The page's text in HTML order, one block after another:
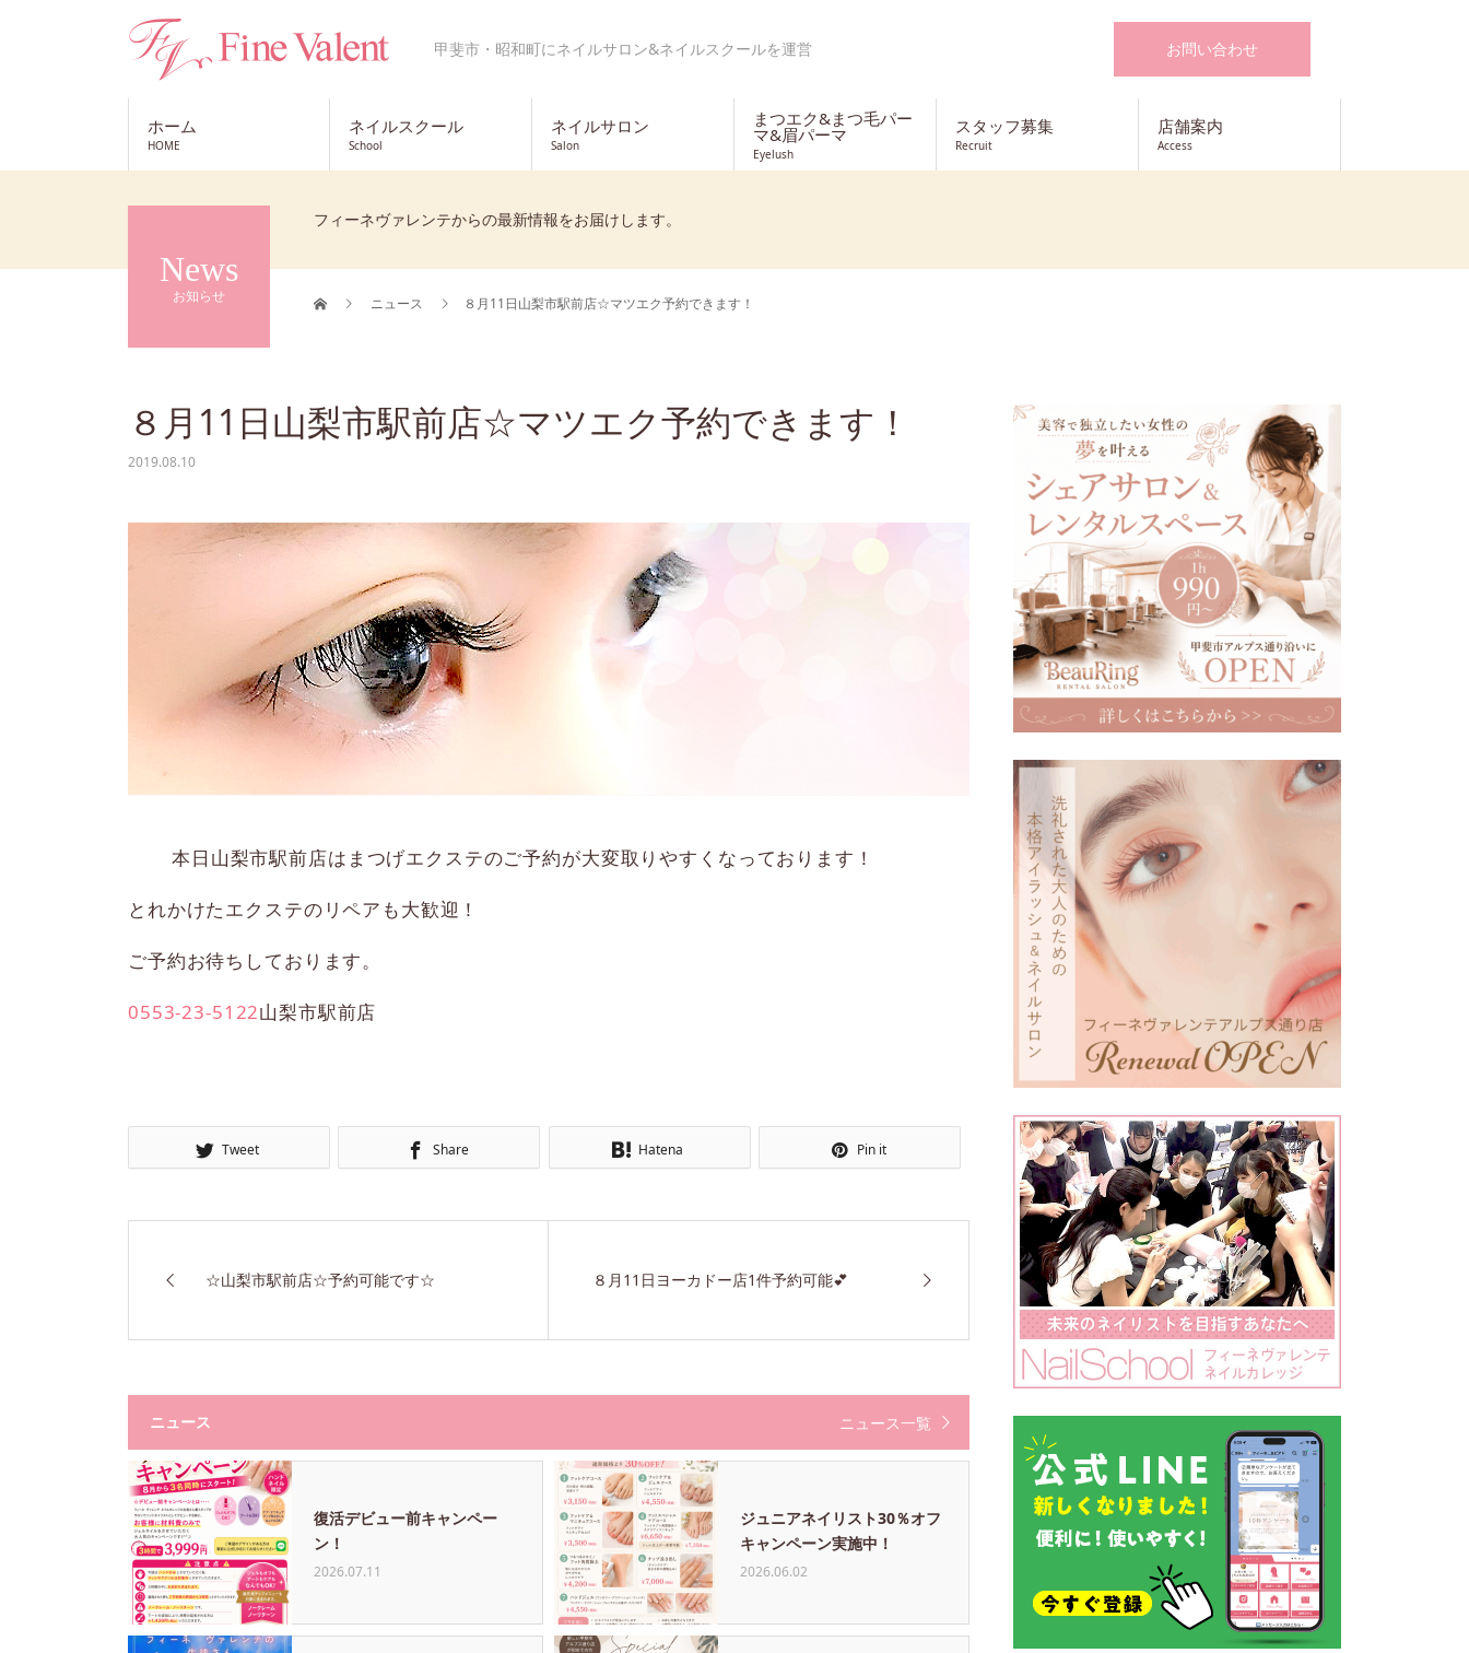
甲斐市・昭和町にネイルサロン&ネイルスクールを運営 お問い合わせ
ホーム
HOME
ネイルスクール
School
ネイルサロン
Salon
まつエク&まつ毛パー
マ&眉パーマ
Eyelush
スタッフ募集
Recruit
店舗案内
Access
News
お知らせ
フィーネヴァレンテからの最新情報をお届けします。
ニュース ８月11日山梨市駅前店☆マツエク予約できます！
８月11日山梨市駅前店☆マツエク予約できます！
2019.08.10
本日山梨市駅前店はまつげエクステのご予約が大変取りやすくなっております！
とれかけたエクステのリペアも大歓迎！
ご予約お待ちしております。
0553-23-5122山梨市駅前店
Tweet Share Hatena Pin it
☆山梨市駅前店☆予約可能です☆ ８月11日ヨーカドー店1件予約可能💕
ニュース ニュース一覧
復活デビュー前キャンペー
ン！
2026.07.11
ジュニアネイリスト30％オフ
キャンペーン実施中！
2026.06.02